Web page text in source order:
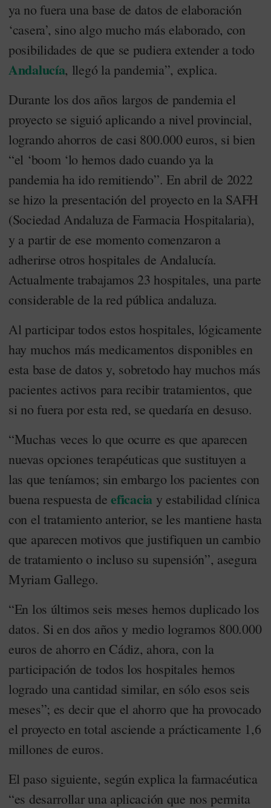
ya no fuera una base de datos de elaboración
‘casera’, sino algo mucho más elaborado, con
posibilidades de que se pudiera extender a todo
Andalucía, llegó la pandemia”, explica.
Durante los dos años largos de pandemia el
proyecto se siguió aplicando a nivel provincial,
logrando ahorros de casi 800.000 euros, si bien
“el ‘boom ‘lo hemos dado cuando ya la
pandemia ha ido remitiendo”. En abril de 2022
se hizo la presentación del proyecto en la SAFH
(Sociedad Andaluza de Farmacia Hospitalaria),
y a partir de ese momento comenzaron a
adherirse otros hospitales de Andalucía.
Actualmente trabajamos 23 hospitales, una parte
considerable de la red pública andaluza.
Al participar todos estos hospitales, lógicamente
hay muchos más medicamentos disponibles en
esta base de datos y, sobretodo hay muchos más
pacientes activos para recibir tratamientos, que
si no fuera por esta red, se quedaría en desuso.
“Muchas veces lo que ocurre es que aparecen
nuevas opciones terapéuticas que sustituyen a
las que teníamos; sin embargo los pacientes con
buena respuesta deeficaciay estabilidad clínica
con el tratamiento anterior, se les mantiene hasta
que aparecen motivos que justifiquen un cambio
de tratamiento o incluso su supensión”, asegura
Myriam Gallego.
“En los últimos seis meses hemos duplicado los
datos. Si en dos años y medio logramos 800.000
euros de ahorro en Cádiz, ahora, con la
participación de todos los hospitales hemos
logrado una cantidad similar, en sólo esos seis
meses”; es decir que el ahorro que ha provocado
el proyecto en total asciende a prácticamente 1,6
millones de euros.
El paso siguiente, según explica la farmacéutica
“es desarrollar una aplicación que nos permita